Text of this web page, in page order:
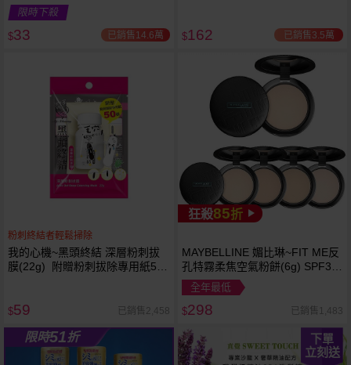
立刻送
限時下殺
$33 已銷售14.6萬 $162 已銷售3.5萬
粉刺終結者輕鬆掃除
我的心機~黑頭終結 深層粉刺拔
膜(22g) 附贈粉刺拔除專用紙50
$59 已銷售2,458
狂殺85折
MAYBELLINE 媚比琳~FIT ME反
孔特霧柔焦空氣粉餅(6g) SPF32
PA+++ 款式可選 空氣小圓餅
全年最低
$298 已銷售1,483
限時51折
下單
立刻送